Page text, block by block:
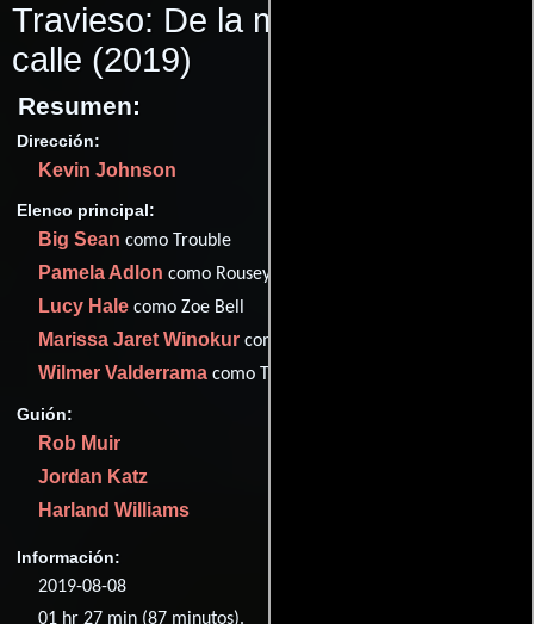
Travieso: De la mansión a la
calle (2019)
Resumen:
Dirección:
Kevin Johnson
Elenco principal:
Big Sean como Trouble
Pamela Adlon como Rousey
Lucy Hale como Zoe Bell
Marissa Jaret Winokur como Claire
Wilmer Valderrama como Thurman Sanchez
Guión:
Rob Muir
Jordan Katz
Harland Williams
Información:
2019-08-08
01 hr 27 min (87 minutos).